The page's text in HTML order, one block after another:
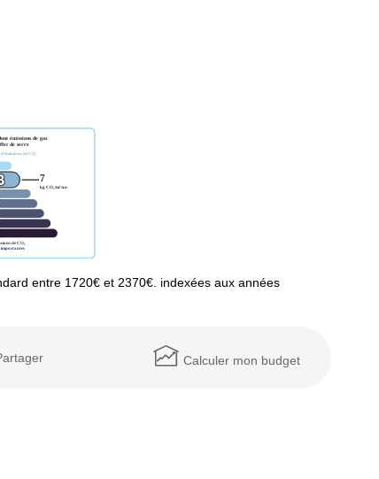
entre 1720€ et 2370€. indexées aux années
Calculer mon budget